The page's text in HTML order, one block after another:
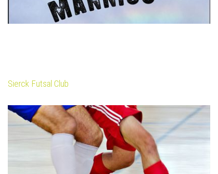
Sierck Futsal Club